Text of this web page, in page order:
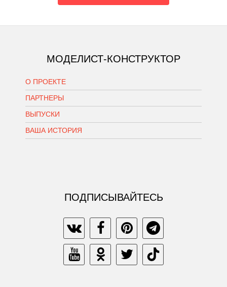
МОДЕЛИСТ-КОНСТРУКТОР
О ПРОЕКТЕ
ПАРТНЕРЫ
ВЫПУСКИ
ВАША ИСТОРИЯ
ПОДПИСЫВАЙТЕСЬ